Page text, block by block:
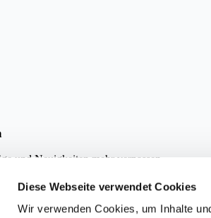
Diese Webseite verwendet Cookies
Wir verwenden Cookies, um Inhalte
und Neuigkeiten mehr verpassen.